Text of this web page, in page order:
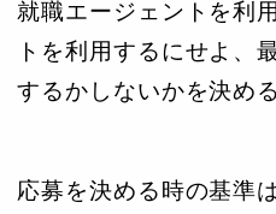
就職エージェントを利
トを利用するにせよ、
するかしないかを決め
応募を決める時の基準